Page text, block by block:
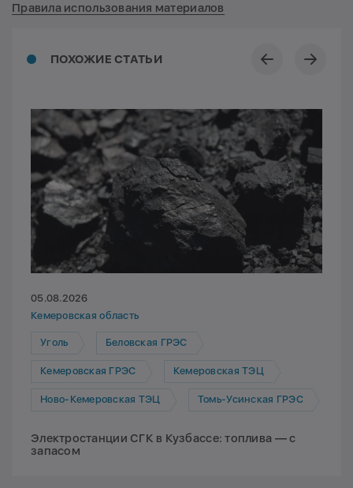
ПОХОЖИЕ СТАТЬИ
05.08.2026
Кемеровская область
Уголь Беловская ГРЭС
Кемеровская ГРЭС Кемеровская ТЭЦ
Ново-Кемеровская ТЭЦ Томь-Усинская ГРЭС
Электростанции СГК в Кузбассе: топлива — с
запасом
Правила использования материалов